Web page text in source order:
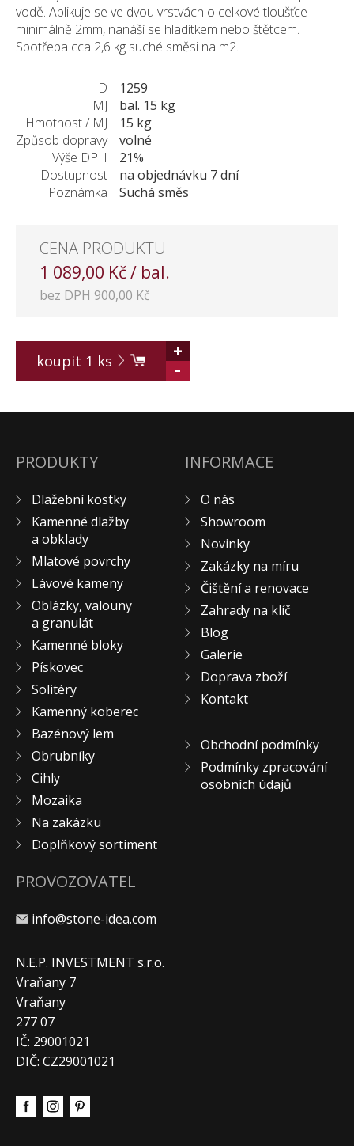
ZAKÁZKY NA MÍRU
VÝPRODEJ
NOVINKY
vodě. Aplikuje se ve dvou vrstvách o celkové tloušťce
minimálně 2mm, nanáší se hladítkem nebo štětcem.
Spotřeba cca 2,6 kg suché směsi na m2.
ID
1259
MJ
bal. 15 kg
Hmotnost / MJ
15 kg
Způsob dopravy
volné
Výše DPH
21%
Dostupnost
na objednávku 7 dní
Poznámka
Suchá směs
CENA PRODUKTU
1 089,00 Kč / bal.
bez DPH 900,00 Kč
koupit 1 ks
+
-
PRODUKTY
Dlažební kostky
Kamenné dlažby
a obklady
Mlatové povrchy
Lávové kameny
Oblázky, valouny
a granulát
Kamenné bloky
Pískovec
Solitéry
Kamenný koberec
Bazénový lem
Obrubníky
Cihly
Mozaika
Na zakázku
Doplňkový sortiment
INFORMACE
O nás
Showroom
Novinky
Zakázky na míru
Čištění a renovace
Zahrady na klíč
Blog
Galerie
Doprava zboží
Kontakt
Obchodní podmínky
Podmínky zpracování
osobních údajů
PROVOZOVATEL
info@stone-idea.com
N.E.P. INVESTMENT s.r.o.
Vraňany 7
Vraňany
277 07
IČ: 29001021
DIČ: CZ29001021